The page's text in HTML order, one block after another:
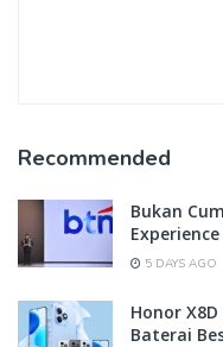
Recommended
Bukan
5 DAYS AGO
Honor
Baterai